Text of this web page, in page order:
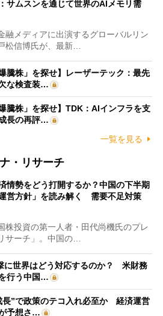
サムスンを通じて世界のAIメモリ需
メディアに出演するグローバルリン
松信博氏が、最新…
騰株」を探せ】レーザーテック：最先
な検査装…
騰株」を探せ】TDK：AIインフラを支
長の再評…
一覧を見る
・リサーチ
情勢をどう打開するか？中国の下半期
営方針」を読み解く 需要不足対策
投資の第一人者・田代尚機氏のプレ
サーチ」。中国の…
に世界はどう対応するのか？ 米財務
行う中国…
長”で政策のテコ入れ必至か 経済運営
予想さ…